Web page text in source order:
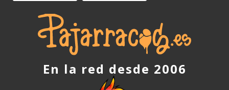
En la red desde 2006